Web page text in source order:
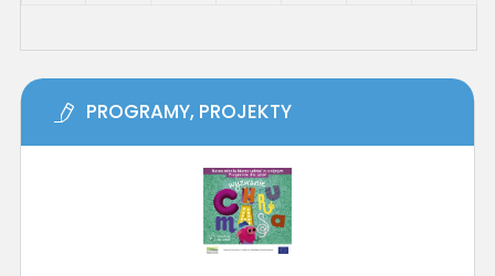
PROGRAMY, PROJEKTY